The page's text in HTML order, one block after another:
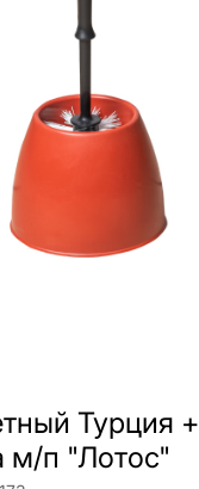
Турция +
м/п "Лотос"